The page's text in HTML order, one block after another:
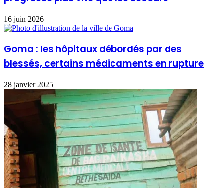
16 juin 2026
Goma : les hôpitaux débordés par des
blessés, certains médicaments en rupture
28 janvier 2025